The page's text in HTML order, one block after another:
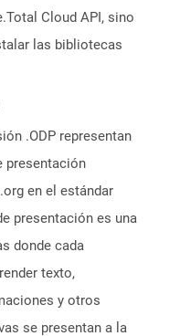
Cloud API, sino
las bibliotecas
.ODP representan
presentación
en el estándar
presentación es una
donde cada
texto,
y otros
se presentan a la